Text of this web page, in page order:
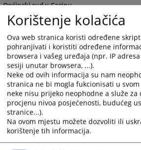
Općinski sud u Cazinu
Općinski sud u Čapljini
Općinski sud u Goraždu
Općinski sud u Gračanici
Korištenje kolačića
Ova web stranica koristi određene
pohranjivati i koristiti određene
browsera i vašeg uređaja (npr. IP
sesiji unutar browsera, ...).
Neke od ovih informacija su nam
stranica ne bi mogla fukcionisati u
neke nisu prijeko neophodne a služe
procjenu nivoa posjećenosti, budućeg
stranice...).
Na ovom mjestu možete dozvoliti ili
korištenje tih informacija.